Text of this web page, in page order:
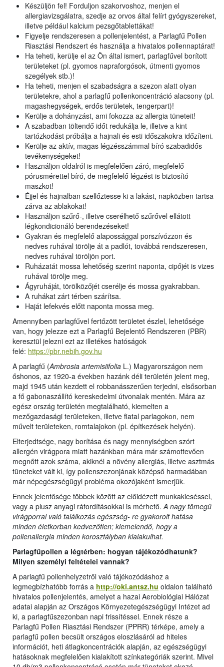
Készüljön fel! Forduljon szakorvoshoz, menjen el
allergiavizsgálatra, szedje az orvos által felírt gyógyszereket,
illetve például kalcium pezsgőtablettákat!
Figyelje rendszeresen a pollenjelentést, a Parlagfű Pollen
Riasztási Rendszert és használja a hivatalos pollennaptárat!
Ha teheti, kerülje el az Ön által ismert, parlagfűvel borított
területeket (pl. gyomos napraforgósok, útmenti gyomos
szegélyek stb.)!
Ha teheti, menjen el szabadságra a szezon alatt olyan
területekre, ahol a parlagfű pollenkoncentráció alacsony (pl.
magashegységek, erdős területek, tengerpart)!
Kerülje a dohányzást, ami fokozza az allergia tüneteit!
A szabadban töltendő időt redukálja le, illetve a kint
tartózkodást próbálja a hajnali és esti időszakokra időzíteni.
Kerülje az aktív, magas légzésszámmal bíró szabadidős
tevékenységeket!
Használjon oldalról is megfelelően záró, megfelelő
pórusmérettel bíró, de megfelelő légzést is biztosító
maszkot!
Éjjel és hajnalban szellőztesse ki a lakást, napközben tartsa
zárva az ablakokat!
Használjon szűrő-, illetve cserélhető szűrővel ellátott
légkondicionáló berendezéseket!
Gyakran és megfelelő alapossággal porszívózzon és
nedves ruhával törölje át a padlót, továbbá rendszeresen,
nedves ruhával töröljön port.
Ruházatát mossa lehetőség szerint naponta, cipőjét is vizes
ruhával törölje meg.
Ágyruháját, törölközőjét cserélje és mossa gyakrabban.
A ruhákat zárt térben szárítsa.
Haját lefekvés előtt naponta mossa meg.
Amennyiben parlagfűvel fertőzött területet észlel, lehetősége
van, hogy jelezze ezt a Parlagfű Bejelentő Rendszeren (PBR)
keresztül jelezni ezt az illetékes hatóságok
felé: https://pbr.nebih.gov.hu
A parlagfű (Ambrosia artemisiifolia L.) Magyarországon nem
őshonos, az 1920-a években hazánk déli területén jelent meg,
majd 1945 után kezdett el robbanásszerűen terjedni, elsősorban
a fő gabonaszállító kereskedelmi útvonalak mentén. Mára az
egész ország területén megtalálható, kiemelten a
mezőgazdasági területeken, illetve fiatal parlagokon, nem
művelt területeken, romtalajokon (pl. építkezések helyén).
Elterjedtsége, nagy borítása és nagy mennyiségben szórt
allergén virágpora miatt hazánkban mára már számottevően
megnőtt azok száma, akiknél a növény allergiás, illetve asztmás
tüneteket vált ki, így pollenszezonjának középső harmadában
már népegészségügyi probléma okozójaként ismerjük.
Ennek jelentősége többek között az előidézett munkakieséssel,
vagy a plusz anyagi ráfordításokkal is mérhető.A nagy tömegű
virágporral való találkozás egészség- re gyakorolt hatása
minden életkorban kedvezőtlen; kiemelendő, hogy a
pollenallergia minden korosztályban kialakulhat.
Parlagfűpollen a légtérben: hogyan tájékozódhatunk?
Milyen személyi feltételei vannak?
A parlagfű pollenhelyzetről való tájékozódáshoz a
legmegbízhatóbb forrás a http://oki.antsz.hu oldalon található
hivatalos pollenjelentés, amelyet a hazai Aerobiológiai Hálózat
adatai alapján az Országos Környezetegészségügyi Intézet ad
ki, a parlagfűszezonban napi frissítéssel. Ennek része a
Parlagfű Pollen Riasztási Rendszer (PPRR) térképe, amely a
parlagfű pollen becsült országos eloszlásáról ad hiteles
információt, heti átlagkoncentrációk alapján, az egészségügyi
hatásoknak megfelelően kialakított színkategóriák szerint. Mivel